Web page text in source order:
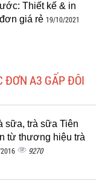
Thiết kế & in
giá rẻ 19/10/2021
ĐƠN A3 GẤP ĐÔI
sữa, trà sữa Tiên
từ thương hiệu trà
9270